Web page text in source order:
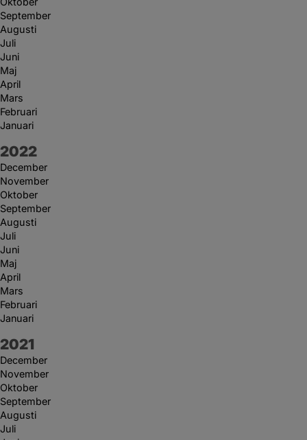
September
Augusti
Juli
Juni
Maj
April
Mars
Februari
Januari
År:
2022
December
November
Oktober
September
Augusti
Juli
Juni
Maj
April
Mars
Februari
Januari
År:
2021
December
November
Oktober
September
Augusti
Juli